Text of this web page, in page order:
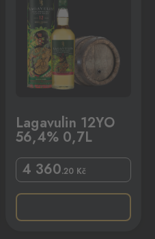
Lagavulin 12YO
56,4% 0,7L
4 360.20 Kč